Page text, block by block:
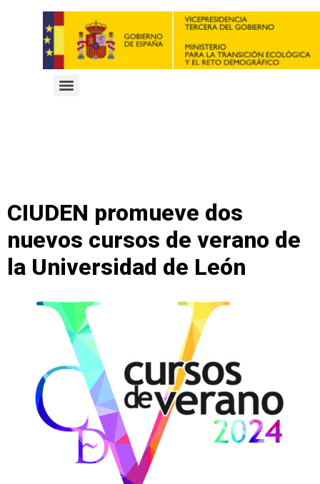
CIUDEN promueve dos
nuevos cursos de verano de
la Universidad de León